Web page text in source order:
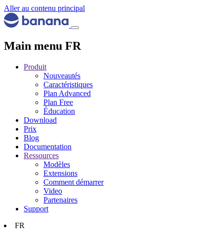
Aller au contenu principal
Main menu FR
Produit
Nouveautés
Caractéristiques
Plan Advanced
Plan Free
Éducation
Download
Prix
Blog
Documentation
Ressources
Modèles
Extensions
Comment démarrer
Video
Partenaires
Support
FR